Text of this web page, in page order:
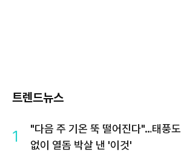
트렌드뉴스
1
"다음 주 기온 뚝 떨어진다"…태풍도
없이 열돔 박살 낸 '이것'